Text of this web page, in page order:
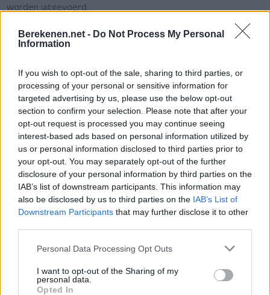
Berekenen.net - Do Not Process My Personal
Information
If you wish to opt-out of the sale, sharing to third parties, or
processing of your personal or sensitive information for
targeted advertising by us, please use the below opt-out
section to confirm your selection. Please note that after your
opt-out request is processed you may continue seeing
interest-based ads based on personal information utilized by
us or personal information disclosed to third parties prior to
your opt-out. You may separately opt-out of the further
disclosure of your personal information by third parties on the
IAB’s list of downstream participants. This information may
also be disclosed by us to third parties on the IAB’s List of
Downstream Participants that may further disclose it to other
Personal Data Processing Opt Outs
I want to opt-out of the Sharing of my
personal data.
Opted In
worden uitgevoerd.
Van Voor
Conversieberekening
Celsius
Fahrenheit
°F = (°C) · 1,8 + 32
Fahrenheit
Kelvin
K = (°F + 459,67) / 1,8
Kelvin
Fahrenheit
°F = K · 1,8 − 459,67
Kelvin
Celsius
°C = K − 273,15
Celsius
Kelvin K = °C + 273,15